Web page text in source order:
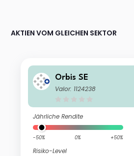
AKTIEN VOM GLEICHEN SEKTOR
Orbis SE
Valor: 1124238
Jährliche Rendite
-50% 0% +50%
Risiko-Level